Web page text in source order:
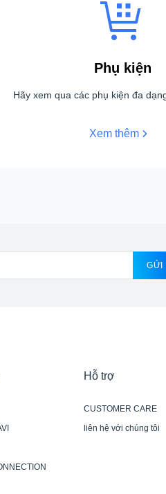
Phụ kiện
Hãy xem qua các phụ kiện đa
Xem thêm
GỬI
Hỗ trợ
CUSTOMER CARE
liên hệ với chúng tôi